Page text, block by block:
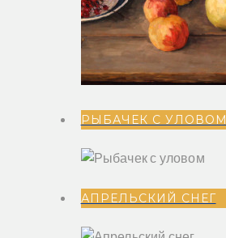
РЫБАЧЕК С УЛОВОМ
АПРЕЛЬСКИЙ СНЕГ